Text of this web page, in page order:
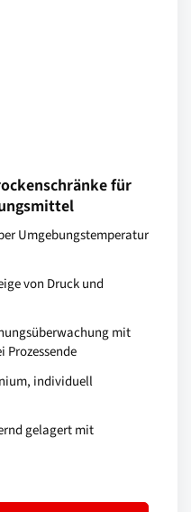
für
Umgebungstemperatur
von Druck und
mit
individuell
gelagert mit